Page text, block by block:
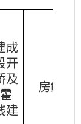
成
开
及
建
房鲲鹏